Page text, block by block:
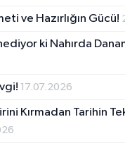
ve Hazırlığın Gücü!
ki Nahırda
17.07.2026
Kırmadan Tarihin